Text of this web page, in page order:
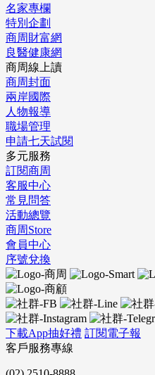
名家專欄
特別企劃
商周財富網
良醫健康網
商周線上讀
商周封面
兩岸國際
人物報導
職場管理
申請七天試閱
多元服務
訂閱商周
客服中心
常見問答
活動總覽
商周Store
會員中心
序號兌換
下載App抽好禮 訂閱電子報
客戶服務專線